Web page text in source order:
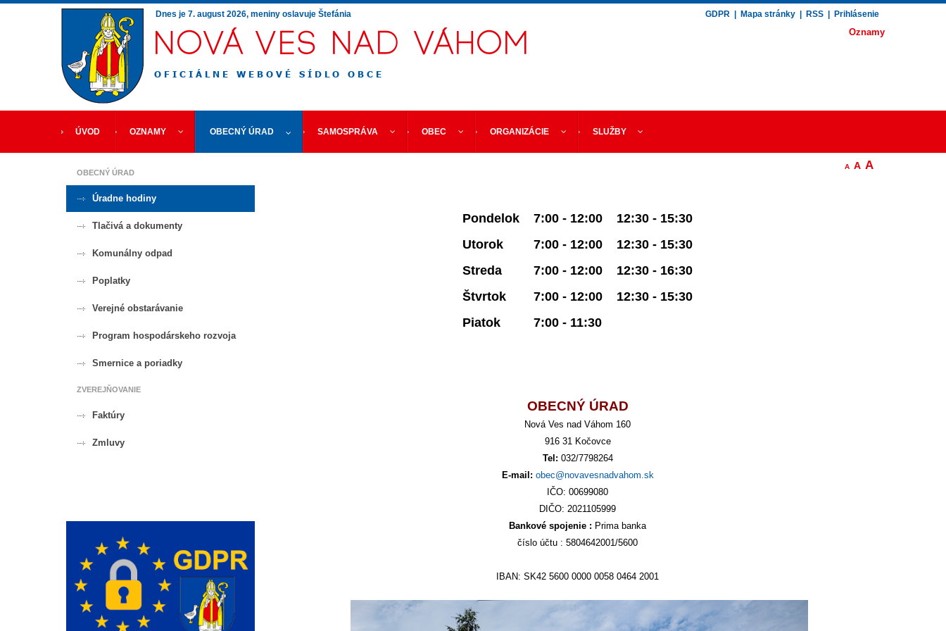
Dnes je 7. august 2026, meniny oslavuje Štefánia GDPR Mapa stránky RSS Prihlásenie
Oznamy
ÚVOD OZNAMY OBECNÝ ÚRAD SAMOSPRÁVA OBEC ORGANIZÁCIE SLUŽBY
A A A
Pondelok
Utorok
Streda
Štvrtok
Piatok
7:00 - 12:00
7:00 - 12:00
7:00 - 12:00
7:00 - 12:00
7:00 - 11:30
12:30 - 15:30
12:30 - 15:30
12:30 - 16:30
12:30 - 15:30
OBECNÝ ÚRAD
Nová Ves nad Váhom 160
916 31 Kočovce
Tel: 032/7798264
E-mail: obec@novavesnadvahom.sk
IČO: 00699080
DIČO: 2021105999
Bankové spojenie : Prima banka
číslo účtu : 5804642001/5600
IBAN: SK42 5600 0000 0058 0464 2001
OBECNÝ ÚRAD
Úradne hodiny
Tlačivá a dokumenty
Komunálny odpad
Poplatky
Verejné obstarávanie
Program hospodárskeho rozvoja
Smernice a poriadky
ZVEREJŇOVANIE
Faktúry
Zmluvy